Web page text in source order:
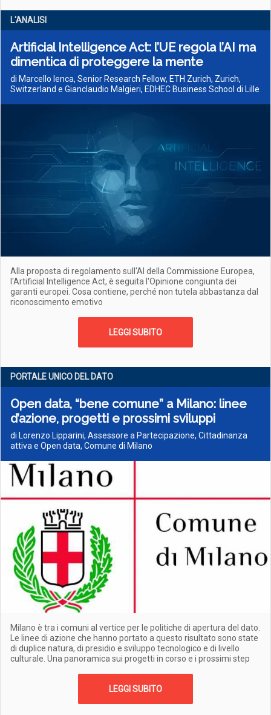
L'ANALISI
Artificial Intelligence Act: l’UE regola l’AI ma
dimentica di proteggere la mente
di Marcello Ienca, Senior Research Fellow, ETH Zurich, Zurich,
Switzerland e Gianclaudio Malgieri, EDHEC Business School di Lille
Alla proposta di regolamento sull'AI della Commissione Europea,
l'Artificial Intelligence Act, è seguita l'Opinione congiunta dei
garanti europei. Cosa contiene, perché non tutela abbastanza dal
riconoscimento emotivo
LEGGI SUBITO
PORTALE UNICO DEL DATO
Open data, “bene comune” a Milano: linee
d’azione, progetti e prossimi sviluppi
di Lorenzo Lipparini, Assessore a Partecipazione, Cittadinanza
attiva e Open data, Comune di Milano
Milano è tra i comuni al vertice per le politiche di apertura del dato.
Le linee di azione che hanno portato a questo risultato sono state
di duplice natura, di presidio e sviluppo tecnologico e di livello
culturale. Una panoramica sui progetti in corso e i prossimi step
LEGGI SUBITO